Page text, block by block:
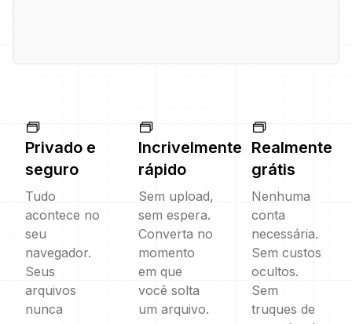
Privado e
seguro
Tudo
acontece no
seu
navegador.
Seus
arquivos
nunca
Incrivelmente
rápido
Sem upload,
sem espera.
Converta no
momento
em que
você solta
um arquivo.
Realmente
grátis
Nenhuma
conta
necessária.
Sem custos
ocultos.
Sem
truques de